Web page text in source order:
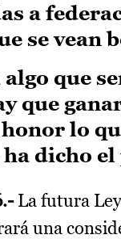
a
se vean
algo que
que
lo
dicho
La futura
una